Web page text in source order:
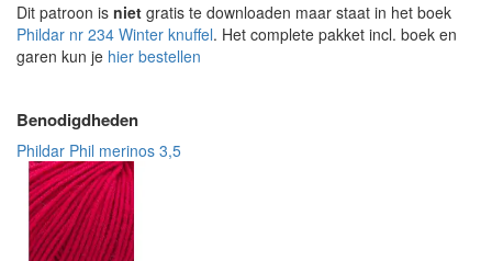
Dit patroon is niet gratis te downloaden maar staat in het boek
Phildar nr 234 Winter knuffel. Het complete pakket incl. boek en
garen kun je hier bestellen
Benodigdheden
Phildar Phil merinos 3,5